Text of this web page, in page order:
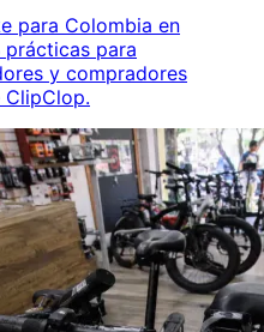
para Colombia en
prácticas para
y compradores